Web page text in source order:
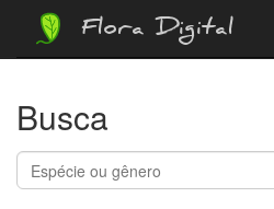
Flora Digital
Busca